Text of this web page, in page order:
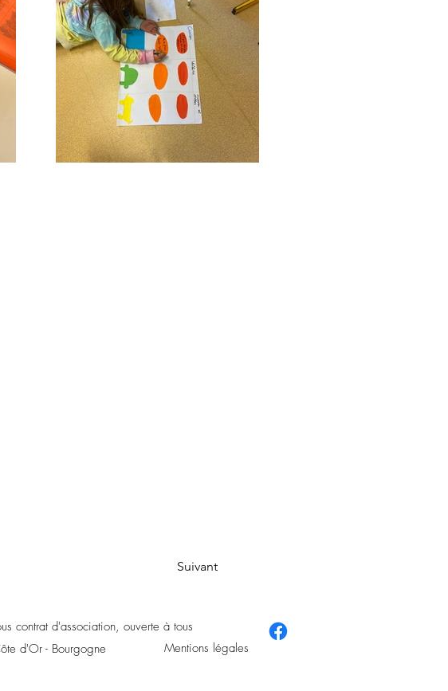
Suivant
contrat d'association, ouverte à tous
d'Or - Bourgogne
Mentions légales